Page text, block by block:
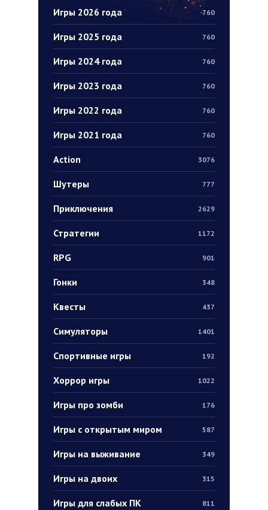
Игры 2026 года 760
Игры 2025 года 760
Игры 2024 года 760
Игры 2023 года 760
Игры 2022 года 760
Игры 2021 года 760
Action 3076
Шутеры 777
Приключения 2629
Стратегии 1172
RPG 901
Гонки 348
Квесты 437
Симуляторы 1401
Спортивные игры 192
Хоррор игры 1022
Игры про зомби 176
Игры с открытым миром 587
Игры на выживание 349
Игры на двоих 315
Игры для слабых ПК 811